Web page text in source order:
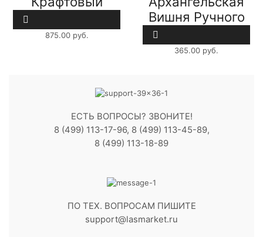
Яблочный 0,5л
875.00 руб.
Вишня Ручного
365.00 руб.
ЕСТЬ ВОПРОСЫ? ЗВОНИТЕ!
8 (499) 113-17-96, 8 (499) 113-45-89,
8 (499) 113-18-89
ПО ТЕХ. ВОПРОСАМ ПИШИТЕ
support@lasmarket.ru